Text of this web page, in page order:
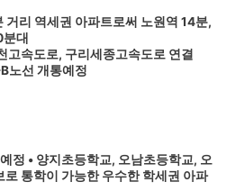
거리 역세권 아파트로써 노원역 14분,
대
고속도로, 구리세종고속도로 연결
노선 개통예정
정 • 양지초등학교, 오남초등학교, 오
통학이 가능한 우수한 학세권 아파